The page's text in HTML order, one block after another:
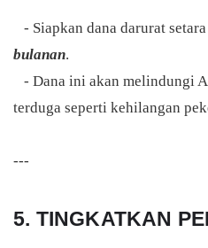
- Siapkan dana darurat setara
bulanan.
- Dana ini akan melindungi
terduga seperti kehilangan
---
5. TINGKATKAN